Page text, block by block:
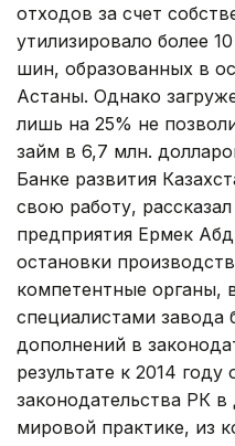
отходов за счет
утилизировало более
шин, образованных в
Астаны. Однако
лишь на 25% не
займ в 6,7 млн.
Банке развития
свою работу,
предприятия Ермек
остановки
компетентные органы,
специалистами завода
дополнений в
результате к 2014
законодательства РК
мировой практике, из